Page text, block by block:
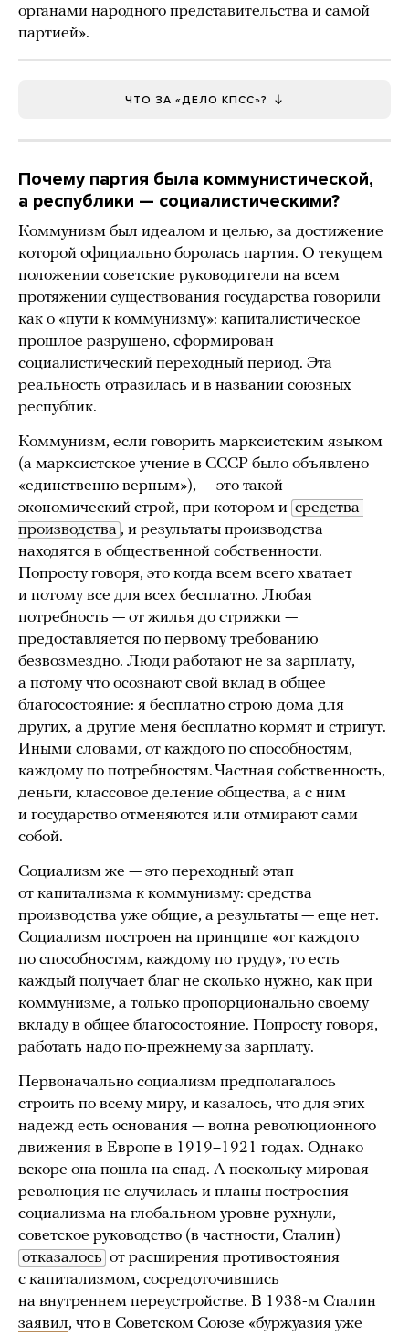
органами народного представительства и самой
партией».
ЧТО ЗА «ДЕЛО КПСС»?
Почему партия была коммунистической,
а республики — социалистическими?
Коммунизм был идеалом и целью, за достижение
которой официально боролась партия. О текущем
положении советские руководители на всем
протяжении существования государства говорили
как о «пути к коммунизму»: капиталистическое
прошлое разрушено, сформирован
социалистический переходный период. Эта
реальность отразилась и в названии союзных
республик.
Коммунизм, если говорить марксистским языком
(а марксистское учение в СССР было объявлено
«единственно верным»), — это такой
экономический строй, при котором и средства
производства , и результаты производства
находятся в общественной собственности.
Попросту говоря, это когда всем всего хватает
и потому все для всех бесплатно. Любая
потребность — от жилья до стрижки —
предоставляется по первому требованию
безвозмездно. Люди работают не за зарплату,
а потому что осознают свой вклад в общее
благосостояние: я бесплатно строю дома для
других, а другие меня бесплатно кормят и стригут.
Иными словами, от каждого по способностям,
каждому по потребностям. Частная собственность,
деньги, классовое деление общества, а с ним
и государство отменяются или отмирают сами
собой.
Социализм же — это переходный этап
от капитализма к коммунизму: средства
производства уже общие, а результаты — еще нет.
Социализм построен на принципе «от каждого
по способностям, каждому по труду», то есть
каждый получает благ не сколько нужно, как при
коммунизме, а только пропорционально своему
вкладу в общее благосостояние. Попросту говоря,
работать надо по-прежнему за зарплату.
Первоначально социализм предполагалось
строить по всему миру, и казалось, что для этих
надежд есть основания — волна революционного
движения в Европе в 1919–1921 годах. Однако
вскоре она пошла на спад. А поскольку мировая
революция не случилась и планы построения
социализма на глобальном уровне рухнули,
советское руководство (в частности, Сталин)
отказалось от расширения противостояния
с капитализмом, сосредоточившись
на внутреннем переустройстве. В 1938-м Сталин
заявил, что в Советском Союзе «буржуазия уже